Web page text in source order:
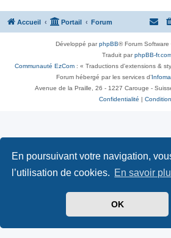
En poursuivant votre navigation,
l’utilisation de cookies. En savoir
OK
Accueil Portail Forum
Développé parphpBB® Forum Software
Traduit parphpBB-
Communauté EzCom : « Traductions d'extensions &
Forum hébergé par les services d’
Avenue de la Praille, 26 - 1227 Carouge -
Confidentialité